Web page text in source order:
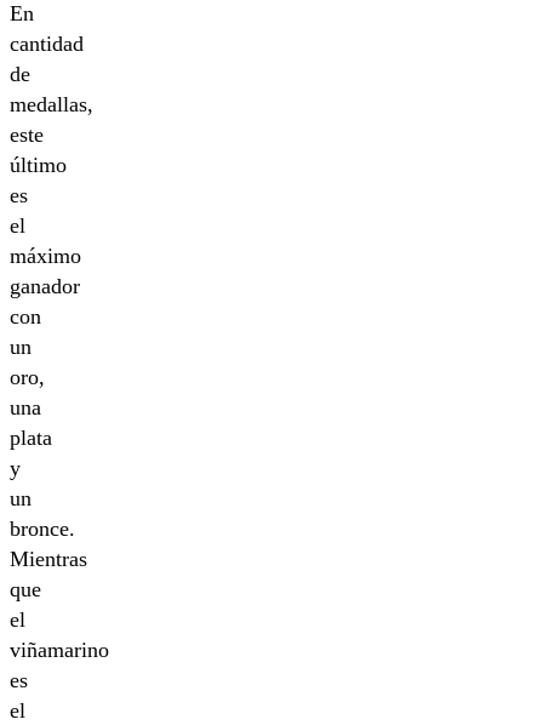
En
cantidad
de
medallas,
este
último
es
el
máximo
ganador
con
un
oro,
una
plata
y
un
bronce.
Mientras
que
el
viñamarino
es
el